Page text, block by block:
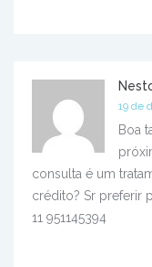
19 de
Boa
consulta é um
crédito? Sr preferir
11 951145394